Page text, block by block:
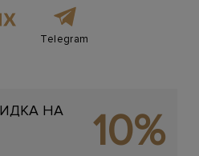
Telegram
НА
10%